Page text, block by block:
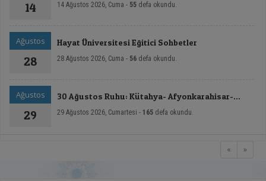
14 14 Ağustos 2026, Cuma - 55 defa okundu.
Ağustos
28
Hayat Üniversitesi Eğitici Sohbetler
28 Ağustos 2026, Cuma - 56 defa okundu.
Ağustos
29
30 Ağustos Ruhu: Kütahya- Afyonkarahisar-
29 Ağustos 2026, Cumartesi - 165 defa okundu.
« »